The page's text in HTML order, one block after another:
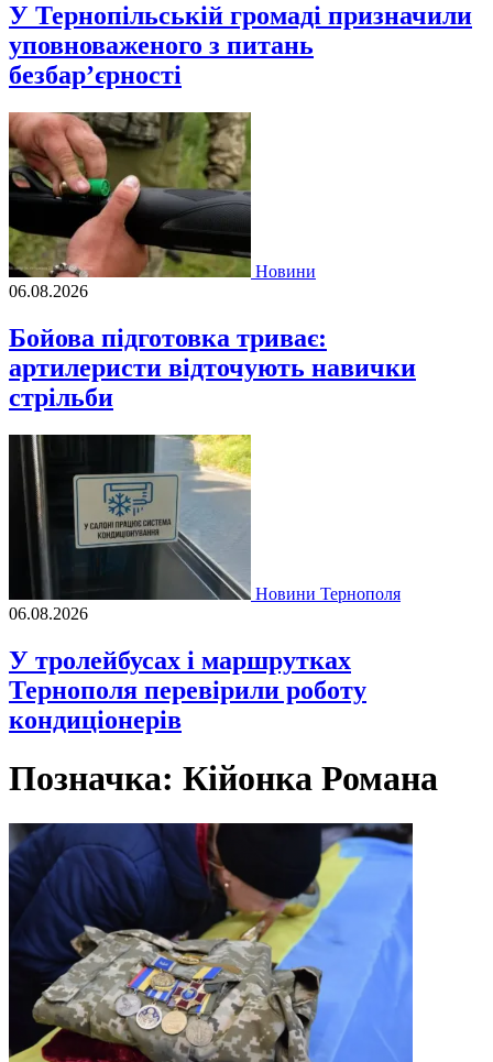
У Тернопільській громаді призначили
уповноваженого з питань
безбар’єрності
Новини
06.08.2026
Бойова підготовка триває:
артилеристи відточують навички
стрільби
Новини Тернополя
06.08.2026
У тролейбусах і маршрутках
Тернополя перевірили роботу
кондиціонерів
Позначка: Кійонка Романа